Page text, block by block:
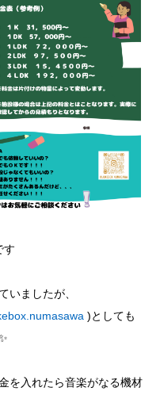
す
いましたが、
)としても
を入れたら音楽がなる機材